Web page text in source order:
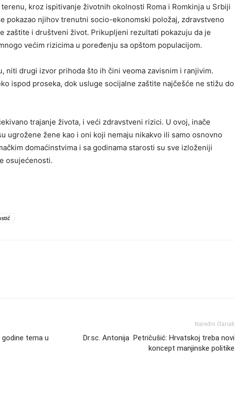
kroz ispitivanje životnih okolnosti Roma i Romkinja u Srbiji
pokazao njihov trenutni socio-ekonomski položaj, zdravstveno
zaštite i društveni život. Prikupljeni rezultati pokazuju da je
većim rizicima u poređenju sa opštom populacijom.
niti drugi izvor prihoda što ih čini veoma zavisnim i ranjivim.
ispod proseka, dok usluge socijalne zaštite najčešće ne stižu do
trajanje života, i veći zdravstveni rizici. U ovoj, inače
ugrožene žene kao i oni koji nemaju nikakvo ili samo osnovno
domaćinstvima i sa godinama starosti su sve izloženiji
osujećenosti.
godine tema u
Naredni članak
Dr.sc. Antonija Petričušić: Hrvatskoj treba novi
koncept manjinske politike